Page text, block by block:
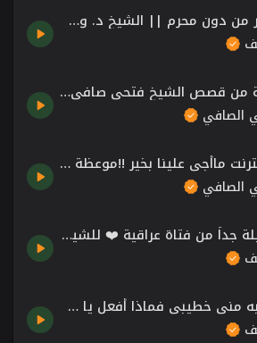
حكم السفر من دون محرم || الشيخ د. وسيم يوسف
نصف ساعة من قصص الشيخ فتحي صافي رحمه الله قصة النبي ايوب كاملة
الصافي
والله هالأنترنت ماأجى علينا بخير !!موعظة الشيخ فتحي صافي رحمه الله
الصافي
كلمات جميلة جداً من فتاة عراقية ❤️ للشيخ د. وسيم يوسف
هذا ما طلبه مني خطيبي فماذا أفعل يا شيخ وسيم؟!😣 ونصيحة من الشيخ وسيم يوسف لكل شاب وفتاة!